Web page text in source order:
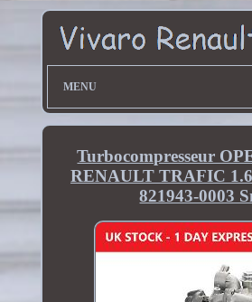
MENU
Turbocompresseur
RENAULT TRAFIC
821943-0003